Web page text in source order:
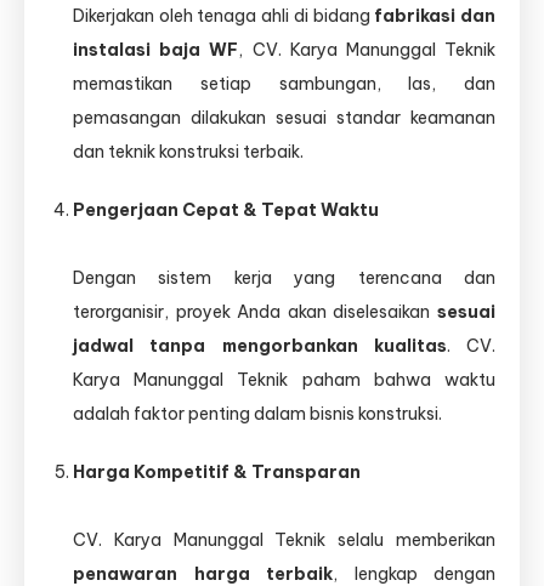
Dikerjakan oleh tenaga ahli di bidang fabrikasi dan
instalasi baja WF, CV. Karya Manunggal Teknik
memastikan setiap sambungan, las, dan
pemasangan dilakukan sesuai standar keamanan
dan teknik konstruksi terbaik.
Pengerjaan Cepat & Tepat Waktu
Dengan sistem kerja yang terencana dan
terorganisir, proyek Anda akan diselesaikan sesuai
jadwal tanpa mengorbankan kualitas. CV.
Karya Manunggal Teknik paham bahwa waktu
adalah faktor penting dalam bisnis konstruksi.
Harga Kompetitif & Transparan
CV. Karya Manunggal Teknik selalu memberikan
penawaran harga terbaik, lengkap dengan